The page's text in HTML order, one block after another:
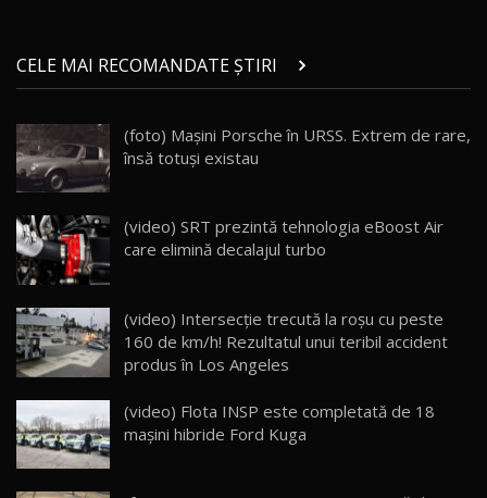
21
Micul BYD Dolphin Surf / Test Drive
AutoBlog.MD
16:59
22
Noua Mazda 6e / Test Drive AutoBlog.MD
26:59
23
Lynk & Co 01 / Test Drive AutoBlog.MD
25:19
24
ZEEKR 009: Cel mai Performant și Confortabil
Van Electric Testat în Moldova / AutoBlog.MD
26:38
mai Exclusiv și Puternic Defender Testat în
Moldova
32:21
26
CELE MAI RECOMANDATE ȘTIRI
(foto) Maşini Porsche în URSS. Extrem de rare,
însă totuşi existau
(video) SRT prezintă tehnologia eBoost Air
care elimină decalajul turbo
(video) Intersecție trecută la roşu cu peste
160 de km/h! Rezultatul unui teribil accident
produs în Los Angeles
(video) Flota INSP este completată de 18
mașini hibride Ford Kuga